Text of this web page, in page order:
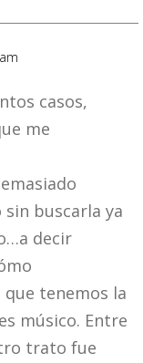
casos,
me
buscarla ya
decir
tenemos la
músico. Entre
trato fue